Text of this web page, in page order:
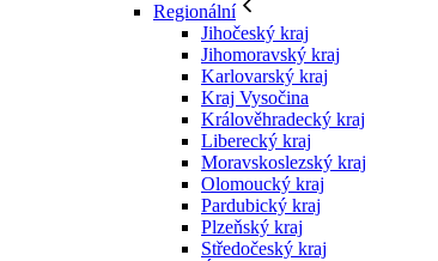
Regionální
Jihočeský kraj
Jihomoravský kraj
Karlovarský kraj
Kraj Vysočina
Králověhradecký kraj
Liberecký kraj
Moravskoslezský kraj
Olomoucký kraj
Pardubický kraj
Plzeňský kraj
Středočeský kraj